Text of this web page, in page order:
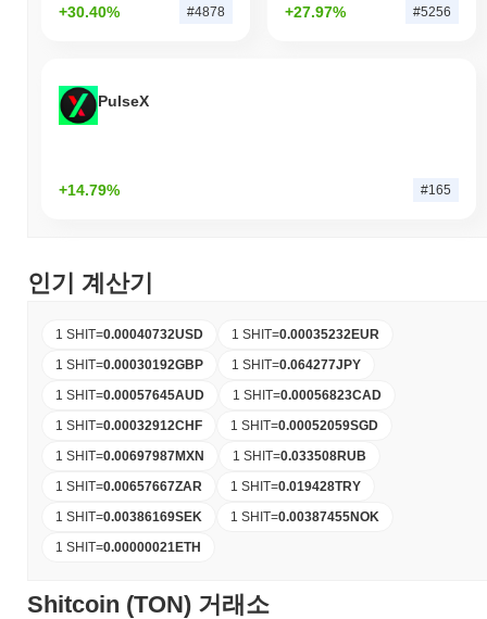
+30.40% #4878 +27.97% #5256
PulseX
+14.79% #165
인기 계산기
1 SHIT=0.00040732USD 1 SHIT=0.00035232EUR
1 SHIT=0.00030192GBP 1 SHIT=0.064277JPY
1 SHIT=0.00057645AUD 1 SHIT=0.00056823CAD
1 SHIT=0.00032912CHF 1 SHIT=0.00052059SGD
1 SHIT=0.00697987MXN 1 SHIT=0.033508RUB
1 SHIT=0.00657667ZAR 1 SHIT=0.019428TRY
1 SHIT=0.00386169SEK 1 SHIT=0.00387455NOK
1 SHIT=0.00000021ETH
Shitcoin (TON) 거래소